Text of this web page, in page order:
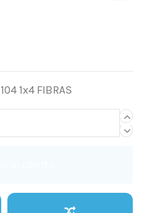
1x4 FIBRAS